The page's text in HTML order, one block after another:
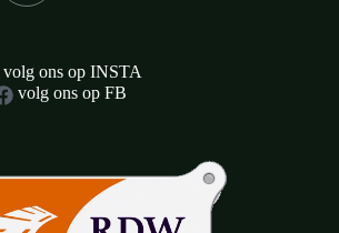
volg ons op INSTA
volg ons op FB